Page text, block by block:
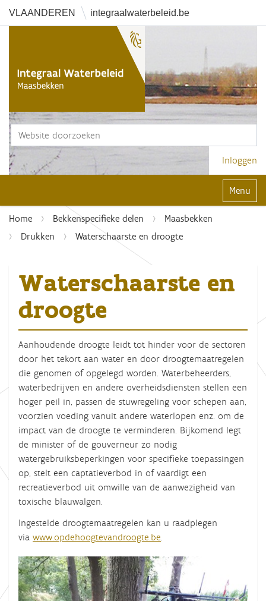
VLAANDEREN integraalwaterbeleid.be
Zoek
Geavanceerd zoeken...
Inloggen
Klap
Home Bekkenspecifieke delen
Maasbekken
Drukken
Waterschaarste en droogte
Waterschaarste en
droogte
Aanhoudende droogte leidt tot hinder voor de sectoren
door het tekort aan water en door droogtemaatregelen
die genomen of opgelegd worden. Waterbeheerders,
waterbedrijven en andere overheidsdiensten stellen een
hoger peil in, passen de stuwregeling voor schepen aan,
voorzien voeding vanuit andere waterlopen enz. om de
impact van de droogte te verminderen. Bijkomend legt
de minister of de gouverneur zo nodig
watergebruiksbeperkingen voor specifieke toepassingen
op, stelt een captatieverbod in of vaardigt een
recreatieverbod uit omwille van de aanwezigheid van
toxische blauwalgen.
Ingestelde droogtemaatregelen kan u raadplegen
via www.opdehoogtevandroogte.be